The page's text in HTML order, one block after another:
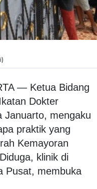
— Ketua Bidang
Dokter
Januarto, mengaku
praktik yang
Kemayoran
klinik di
Pusat, membuka